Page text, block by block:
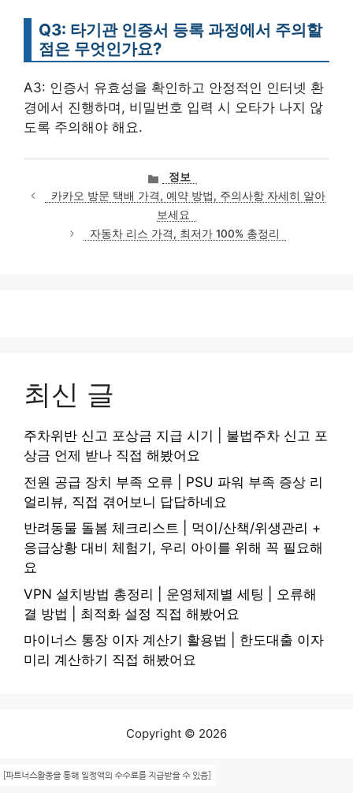
Q3: 타기관 인증서 등록 과정에서 주의할
점은 무엇인가요?
A3: 인증서 유효성을 확인하고 안정적인 인터넷 환
경에서 진행하며, 비밀번호 입력 시 오타가 나지 않
도록 주의해야 해요.
카
테
고
리
정보
카카오 방문 택배 가격, 예약 방법, 주의사항 자세히 알아
보세요
자동차 리스 가격, 최저가 100% 총정리
최신 글
주차위반 신고 포상금 지급 시기 | 불법주차 신고 포
상금 언제 받나 직접 해봤어요
전원 공급 장치 부족 오류 | PSU 파워 부족 증상 리
얼리뷰, 직접 겪어보니 답답하네요
반려동물 돌봄 체크리스트 | 먹이/산책/위생관리 +
응급상황 대비 체험기, 우리 아이를 위해 꼭 필요해
요
VPN 설치방법 총정리 | 운영체제별 세팅 | 오류해
결 방법 | 최적화 설정 직접 해봤어요
마이너스 통장 이자 계산기 활용법 | 한도대출 이자
미리 계산하기 직접 해봤어요
Copyright © 2026